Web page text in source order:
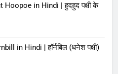
in Hindi | हुदहुद पक्षी के
in Hindi | हॉर्नबिल (धनेश पक्षी)